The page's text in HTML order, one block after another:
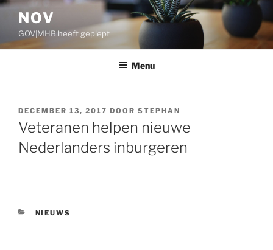
Ga
inhoud
NOV
GOV|MHB heeft gepiept
Menu
GEPLAATST
OP
DECEMBER 13, 2017 DOOR STEPHAN
Veteranen helpen nieuwe
Nederlanders inburgeren
CATEGORIEËN
NIEUWS